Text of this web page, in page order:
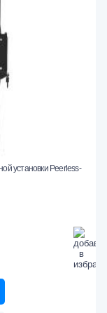
установки Peerless-